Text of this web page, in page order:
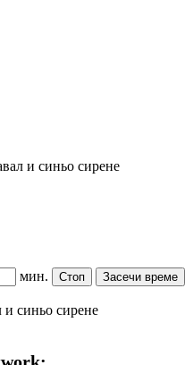
и синьо сирене
мин. Стоп Засечи време